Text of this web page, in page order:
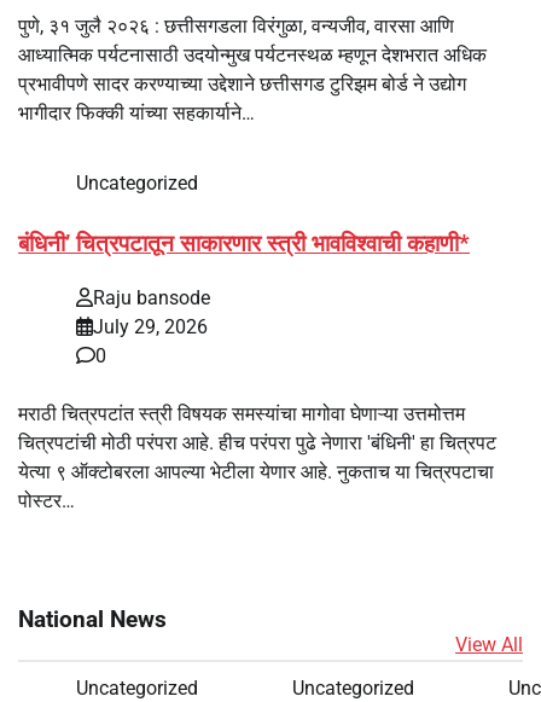
पुणे, ३१ जुलै २०२६ : छत्तीसगडला विरंगुळा, वन्यजीव, वारसा आणि
आध्यात्मिक पर्यटनासाठी उदयोन्मुख पर्यटनस्थळ म्हणून देशभरात अधिक
प्रभावीपणे सादर करण्याच्या उद्देशाने छत्तीसगड टुरिझम बोर्ड ने उद्योग
भागीदार फिक्की यांच्या सहकार्याने…
Uncategorized
बंधिनी’ चित्रपटातून साकारणार स्त्री भावविश्वाची कहाणी*
Raju bansode
July 29, 2026
0
मराठी चित्रपटांत स्त्री विषयक समस्यांचा मागोवा घेणाऱ्या उत्तमोत्तम
चित्रपटांची मोठी परंपरा आहे. हीच परंपरा पुढे नेणारा 'बंधिनी' हा चित्रपट
येत्या ९ ऑक्टोबरला आपल्या भेटीला येणार आहे. नुकताच या चित्रपटाचा
पोस्टर…
National News
View All
Uncategorized
Uncategorized